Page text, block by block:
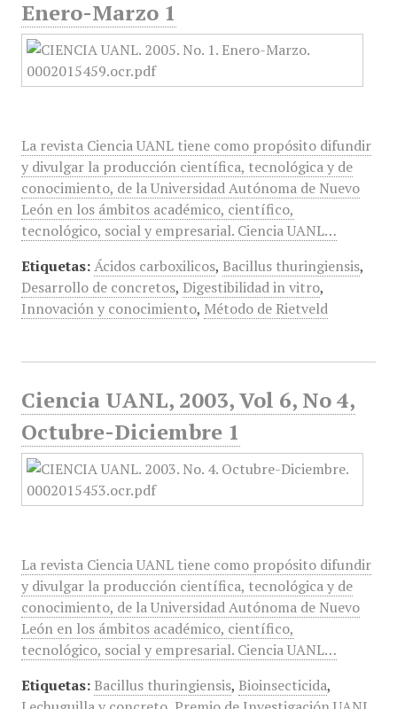
Enero-Marzo 1
La revista Ciencia UANL tiene como propósito difundir
y divulgar la producción científica, tecnológica y de
conocimiento, de la Universidad Autónoma de Nuevo
León en los ámbitos académico, científico,
tecnológico, social y empresarial. Ciencia UANL…
Etiquetas: Ácidos carboxilicos, Bacillus thuringiensis,
Desarrollo de concretos, Digestibilidad in vitro,
Innovación y conocimiento, Método de Rietveld
Ciencia UANL, 2003, Vol 6, No 4,
Octubre-Diciembre 1
La revista Ciencia UANL tiene como propósito difundir
y divulgar la producción científica, tecnológica y de
conocimiento, de la Universidad Autónoma de Nuevo
León en los ámbitos académico, científico,
tecnológico, social y empresarial. Ciencia UANL…
Etiquetas: Bacillus thuringiensis, Bioinsecticida,